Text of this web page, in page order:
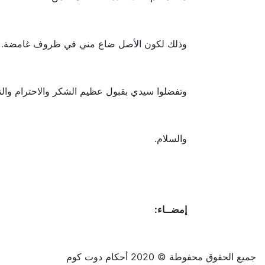
وذلك لكون الأصل ضاع مني في ظروف غامضة.
وتفضلوا سيدي بقبول عظيم الشكر والاحترام
والسلام.
إمضــاء:
جميع الحقوق محفوطة © 2020 أحكام دوت كوم